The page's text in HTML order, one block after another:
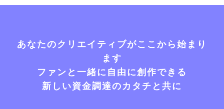
あなたのクリエイティブがここから始まり
ます
ファンと一緒に自由に創作できる
新しい資金調達のカタチと共に